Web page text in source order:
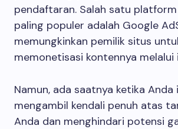
pendaftaran. Salah satu
paling populer adalah Google
memungkinkan pemilik situs
memonetisasi kontennya
Namun, ada saatnya ketika Anda
mengambil kendali penuh atas
Anda dan menghindari potensi